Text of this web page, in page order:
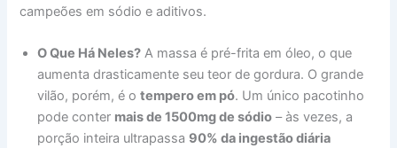
campeões em sódio e aditivos.
O Que Há Neles? A massa é pré-frita em óleo, o que
aumenta drasticamente seu teor de gordura. O grande
vilão, porém, é otempero em pó. Um único pacotinho
pode conter mais de 1500mg de sódio – às vezes, a
porção inteira ultrapassa 90% da ingestão diária